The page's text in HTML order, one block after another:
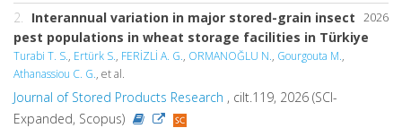
2026
2. Interannual variation in major stored-grain insect
pest populations in wheat storage facilities in Türkiye
Turabi T. S., Ertürk S., FERİZLİ A. G., ORMANOĞLU N., Gourgouta M.,
Athanassiou C. G., et al.
Journal of Stored Products Research , cilt.119, 2026 (SCI-
Expanded, Scopus)